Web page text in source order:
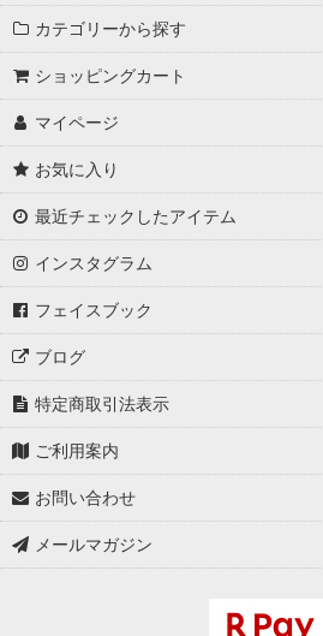
カテゴリーから探す
ショッピングカート
マイページ
お気に入り
最近チェックしたアイテム
インスタグラム
フェイスブック
ブログ
特定商取引法表示
ご利用案内
お問い合わせ
メールマガジン